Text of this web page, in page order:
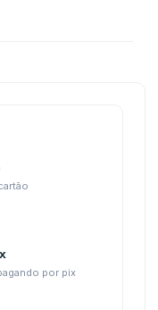
por pix